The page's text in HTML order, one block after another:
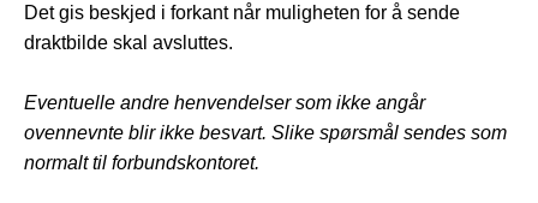
Det gis beskjed i forkant når muligheten for å sende
draktbilde skal avsluttes.
Eventuelle andre henvendelser som ikke angår
ovennevnte blir ikke besvart. Slike spørsmål sendes som
normalt til forbundskontoret.